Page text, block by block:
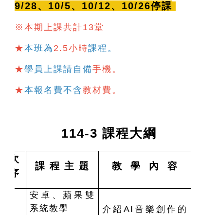
9/28、10/5、10/12、10/26停課
※本期上課共計13堂
★本班為 2.5小時課程。
★學員上課請自備手機。
★本報名費不含教材費 。
114-3 課程大綱
次
序
課 程 主 題 教 學 內 容
安卓、蘋果雙
系統教學
介紹AI音樂創作的